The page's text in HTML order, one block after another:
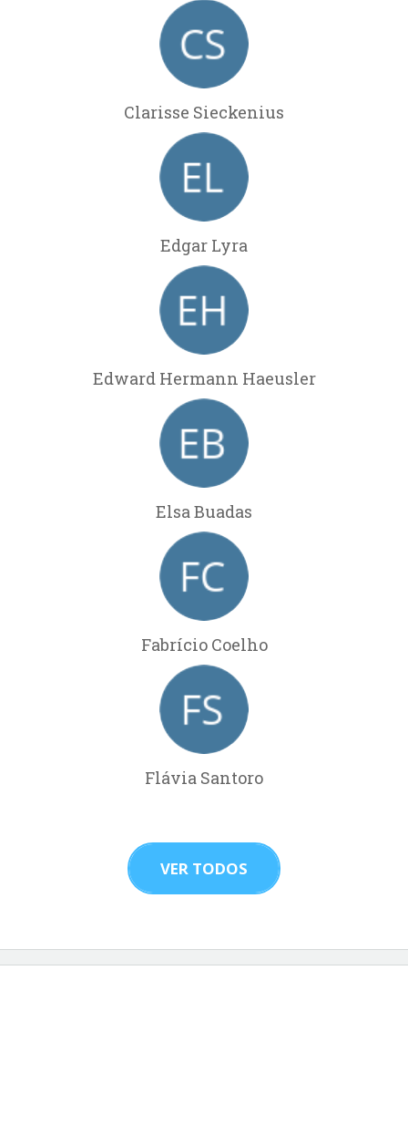
Clarisse Sieckenius
Edgar Lyra
Edward Hermann Haeusler
Elsa Buadas
Fabrício Coelho
Flávia Santoro
VER TODOS